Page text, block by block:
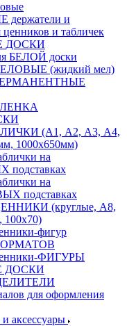
и
ценников и табличек
ДОСКИ
БЕЛОЙ доски
(жидкий мел)
(А1, А2, А3, А4,
1000х650мм)
на
на
подставках
(круглые, А8,
100х70)
фигур
ФИГУРЫ
ДОСКИ
для оформления
аксессуары